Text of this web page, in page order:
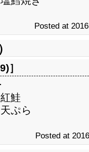
Posted at
］
鮭
ぷら
Posted at